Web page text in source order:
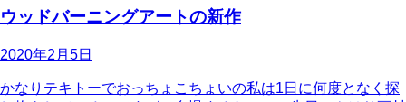
ウッドバーニングアートの新作
2020年2月5日
かなりテキトーでおっちょこちょいの私は1日に何度となく探